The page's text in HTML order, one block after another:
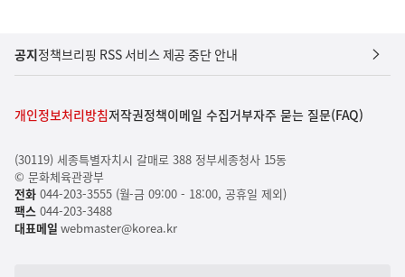
공지정책브리핑 RSS 서비스 제공 중단 안내
개인정보처리방침저작권정책이메일 수집거부자주 묻는 질문(FAQ)
(30119) 세종특별자치시 갈매로 388 정부세종청사 15동
© 문화체육관광부
전화044-203-3555 (월-금 09:00 - 18:00, 공휴일 제외)
팩스044-203-3488
대표메일 webmaster@korea.kr